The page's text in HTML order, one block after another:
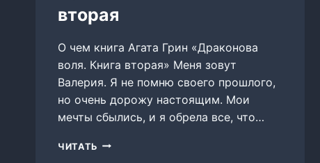
вторая
О чем книга Агата Грин «Драконова
воля. Книга вторая» Меня зовут
Валерия. Я не помню своего прошлого,
но очень дорожу настоящим. Мои
мечты сбылись, и я обрела все, что…
ЧИТАТЬ ДРАКОНОВА